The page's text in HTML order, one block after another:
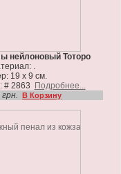
нейлоновый Тоторо
.
19 х 9 см.
# 2863
Подробнее...
грн. В Корзину